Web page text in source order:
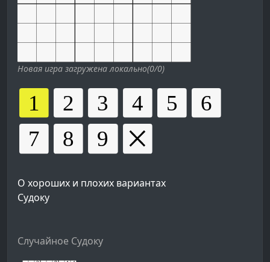
Новая игра загружена локально(0/0)
О хороших и плохих вариантах
Судоку
Случайное Судоку